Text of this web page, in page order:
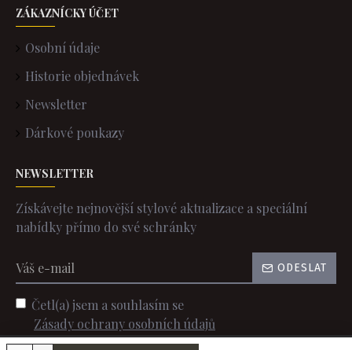
ZÁKAZNÍCKY ÚČET
Osobní údaje
Historie objednávek
Newsletter
Dárkové poukazy
NEWSLETTER
Získávejte nejnovější stylové aktualizace a speciální
nabídky přímo do své schránky
ODESLAT
Četl(a) jsem a souhlasím se
Zásady ochrany osobních údajů